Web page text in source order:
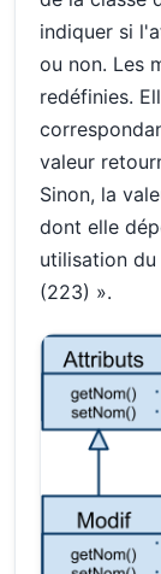
indiquer si
ou non. Les
redéfinies.
valeur
Sinon, la
dont elle
utilisation
(223) ».